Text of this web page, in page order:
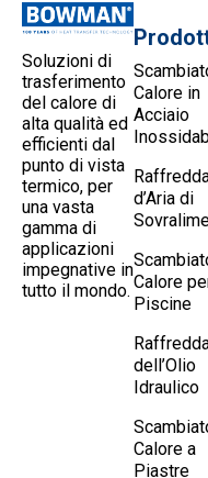
Soluzioni di
trasferimento
del calore di
alta qualità ed
efficienti dal
punto di vista
termico, per
una vasta
gamma di
applicazioni
impegnative in
tutto il mondo.
Calore in
Acciaio
d’Aria di
Calore
Piscine
dell’Olio
Idraulico
Calore a
Piastre